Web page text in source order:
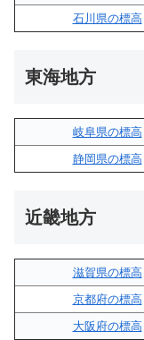
石川県の標高
東海地方
岐阜県の標高
静岡県の標高
近畿地方
滋賀県の標高
京都府の標高
大阪府の標高